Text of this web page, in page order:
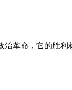
革命，它的胜